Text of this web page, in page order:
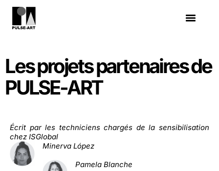
Les projets partenaires de
PULSE-ART
Écrit par les techniciens chargés de la sensibilisation
chez ISGlobal
Minerva López
Pamela Blanche